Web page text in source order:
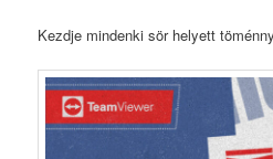
Kezdje mindenki sör helyett